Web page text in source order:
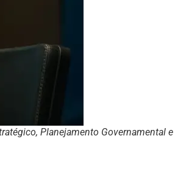
Planejamento Governamental